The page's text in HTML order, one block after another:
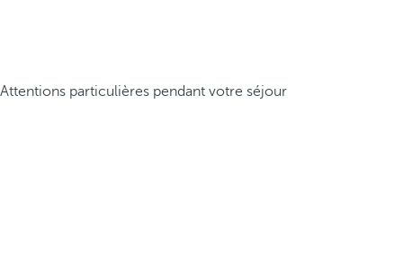
Attentions particulières pendant votre séjour